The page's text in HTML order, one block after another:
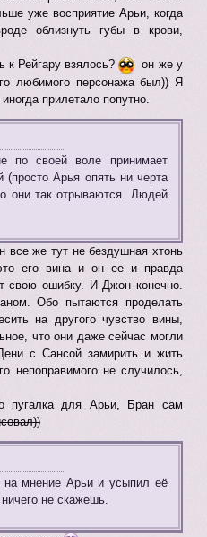
уже восприятие Арьи, когда
облизнуть губы в крови,
к Рейгару взялось?
он же у
любимого персонажа был)) Я
прилетало попутно.
по своей воле принимает
Арья опять ни черта
они так отрываются. Людей
все же тут не бездушная хтонь
его вина и он ее и правда
свою ошибку. И Джон конечно.
Обо пытаются проделать
на другого чувство вины,
что они даже сейчас могли
с Сансой замирить и жить
непоправимого не случилось,
пугалка для Арьи, Бран сам
мнение Арьи и усыпил её
не скажешь.